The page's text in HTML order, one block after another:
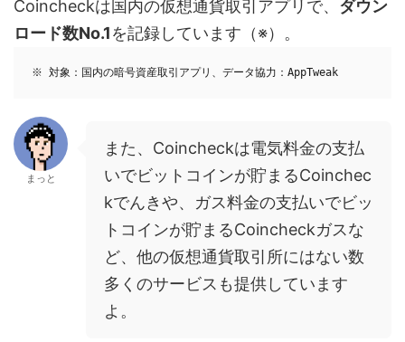
Coincheckは国内の仮想通貨取引アプリで、 ダウン
ロード数No.1を記録しています（※）。
※ 対象：国内の暗号資産取引アプリ、データ協力：AppTweak
まっと
また、Coincheckは電気料金の支払
いでビットコインが貯まるCoinchec
kでんきや、ガス料金の支払いでビッ
トコインが貯まるCoincheckガスな
ど、他の仮想通貨取引所にはない数
多くのサービスも提供しています
よ。